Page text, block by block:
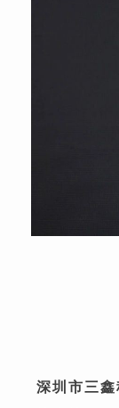
深圳市三